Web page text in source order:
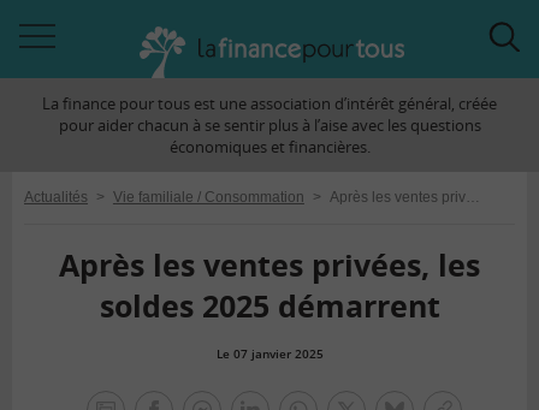
àLa finance pour tous est une association d’intérêt général, créée
pour aider chacun à se sentir plus à l’aise avec les questions
économiques et financières.
Actualités > Vie familiale / Consommation > Après les ventes privées, les soldes 2025 démarrent
Après les ventes privées, les
soldes 2025 démarrent
Le 07 janvier 2025